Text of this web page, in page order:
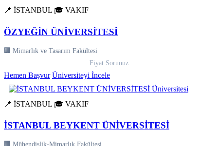
📍 İSTANBUL 🎓 VAKIF
ÖZYEĞİN ÜNİVERSİTESİ
🏢 Mimarlık ve Tasarım Fakültesi
Fiyat Sorunuz
Hemen Başvur Üniversiteyi İncele
📍 İSTANBUL 🎓 VAKIF
İSTANBUL BEYKENT ÜNİVERSİTESİ
🏢 Mühendislik-Mimarlık Fakültesi